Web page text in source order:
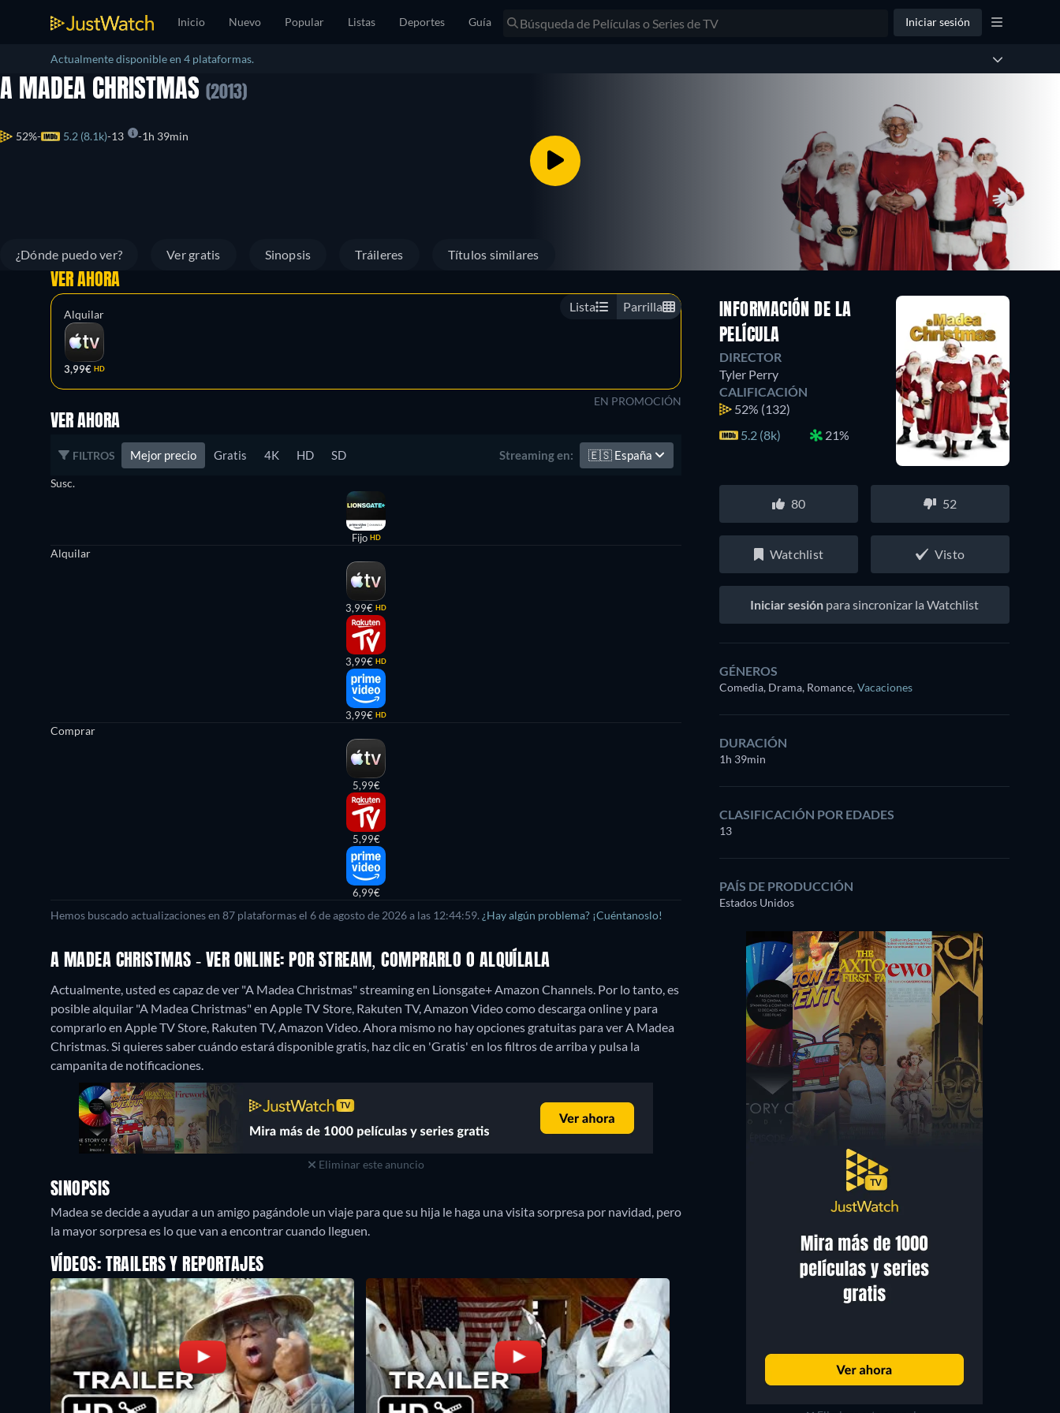
Inicio Nuevo Popular Listas Deportes Guía Iniciar sesión
Actualmente disponible en 4 plataformas.
A MADEA CHRISTMAS (2013)
52% 5.2 (8.1k) 13 1h 39min
¿Dónde puedo ver? Ver gratis Sinopsis Tráileres Títulos similares
Lista Parrilla
VER AHORA
Alquilar
3,99€ HD
EN PROMOCIÓN
VER AHORA
FILTROS Mejor precio Gratis 4K HD SD Streaming en: 🇪🇸 España
Susc.
Fijo HD
Alquilar
3,99€ HD
3,99€ HD
3,99€ HD
Comprar
5,99€
5,99€
6,99€
Hemos buscado actualizaciones en 87 plataformas el 6 de agosto de 2026 a las 12:44:59. ¿Hay algún problema? ¡Cuéntanoslo!
A MADEA CHRISTMAS - VER ONLINE: POR STREAM, COMPRARLO O ALQUÍLALA
Actualmente, usted es capaz de ver "A Madea Christmas" streaming en Lionsgate+ Amazon Channels. Por lo tanto, es
posible alquilar "A Madea Christmas" en Apple TV Store, Rakuten TV, Amazon Video como descarga online y para
comprarlo en Apple TV Store, Rakuten TV, Amazon Video.Ahora mismo no hay opciones gratuitas para ver A Madea
Christmas. Si quieres saber cuándo estará disponible gratis, haz clic en 'Gratis' en los filtros de arriba y pulsa la
campanita de notificaciones.
Eliminar este anuncio
SINOPSIS
Madea se decide a ayudar a un amigo pagándole un viaje para que su hija le haga una visita sorpresa por navidad, pero
la mayor sorpresa es lo que van a encontrar cuando lleguen.
VÍDEOS: TRAILERS Y REPORTAJES
INFORMACIÓN DE LA
PELÍCULA
DIRECTOR
Tyler Perry
CALIFICACIÓN
52% (132)
5.2 (8k)
21%
80 52
Watchlist Visto
Iniciar sesión para sincronizar la Watchlist
GÉNEROS
Comedia, Drama, Romance,Vacaciones
DURACIÓN
1h 39min
CLASIFICACIÓN POR EDADES
13
PAÍS DE PRODUCCIÓN
Estados Unidos